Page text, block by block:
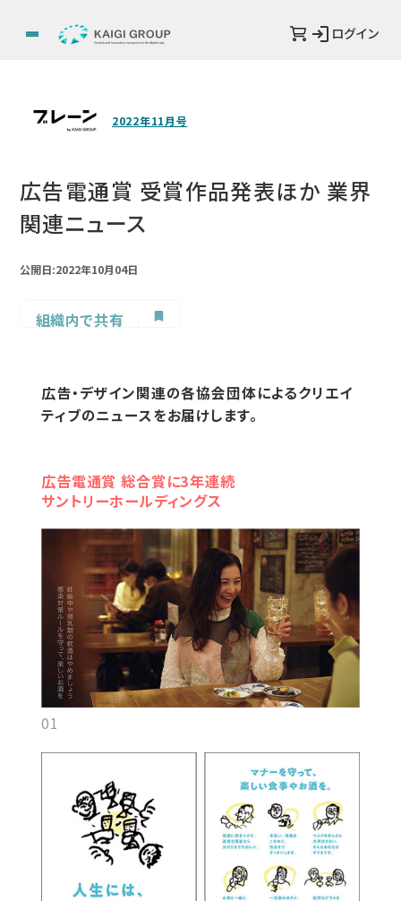
ログイン
2022年11月号
広告電通賞 受賞作品発表ほか 業界
関連ニュース
公開日:2022年10月04日
組織内で共有
広告・デザイン関連の各協会団体によるクリエイ
ティブのニュースをお届けします。
広告電通賞 総合賞に3年連続
サントリーホールディングス
01